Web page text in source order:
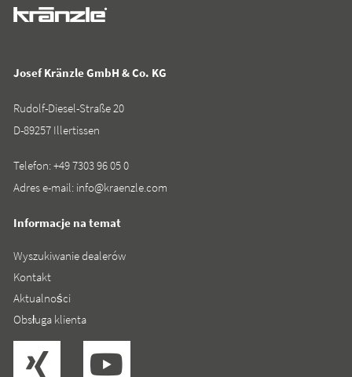
Josef Kränzle GmbH & Co. KG
Rudolf-Diesel-Straße 20
D-89257 Illertissen
Telefon:+49 7303 96 05 0
Adres e-mail: info@kraenzle.com
Informacje na temat
Wyszukiwanie dealerów
Kontakt
Aktualności
Obsługa klienta